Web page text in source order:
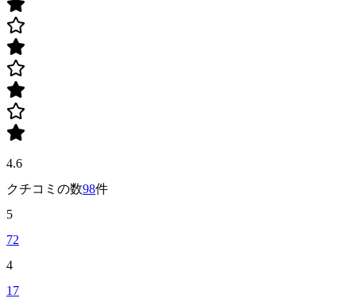
4.6
クチコミの数98件
5
72
4
17